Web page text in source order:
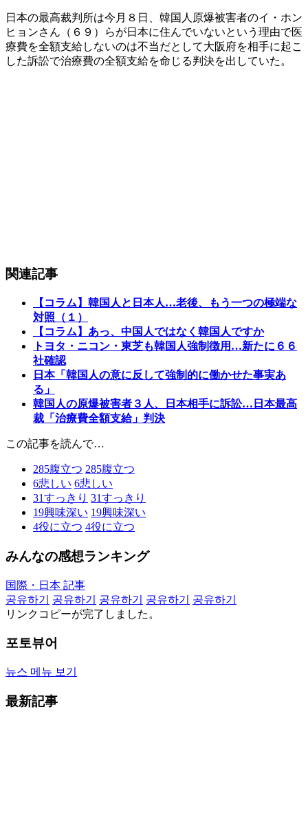
日本の最高裁判所は今月８日、韓国人原爆被害者のイ・ホン
ヒョンさん（６９）らが日本に住んでいないという理由で医
療費を全額支給しないのは不当だとして大阪府を相手に起こ
した訴訟で治療費の全額支給を命じる判決を出していた。
関連記事
【コラム】韓国人と日本人…老後、もう一つの極端な
対照（１）
【コラム】あっ、中国人ではなく韓国人ですか
トヨタ・ニコン・東芝も韓国人強制徴用…新たに６６
社確認
日本「韓国人の意に反して強制的に働かせた事実あ
る」
韓国人の原爆被害者３人、日本相手に訴訟…日本最高
裁「治療費全額支給」判決
この記事を読んで…
285腹立つ 285腹立つ
6悲しい 6悲しい
31すっきり 31すっきり
19興味深い 19興味深い
4役に立つ 4役に立つ
みんなの感想ランキング
国際・日本 記事
공유하기
공유하기 공유하기 공유하기
공유하기
リンクコピーが完了しました。
포토뷰어
뉴스 메뉴 보기
最新記事